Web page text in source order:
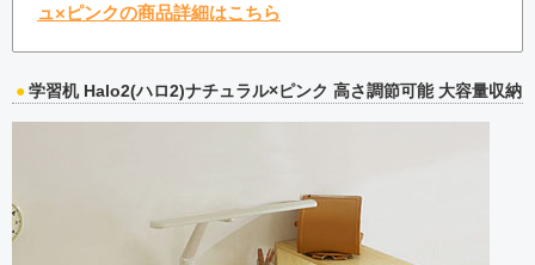
ュ×ピンクの商品詳細はこちら
学習机 Halo2(ハロ2)ナチュラル×ピンク 高さ調節可能 大容量収納